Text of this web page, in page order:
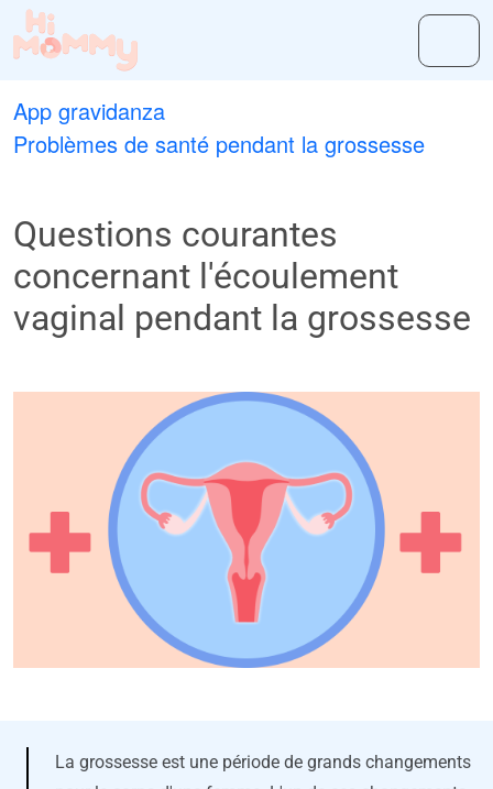
App gravidanza
Problèmes de santé pendant la grossesse
Questions courantes
concernant l'écoulement
vaginal pendant la grossesse
La grossesse est une période de grands changements